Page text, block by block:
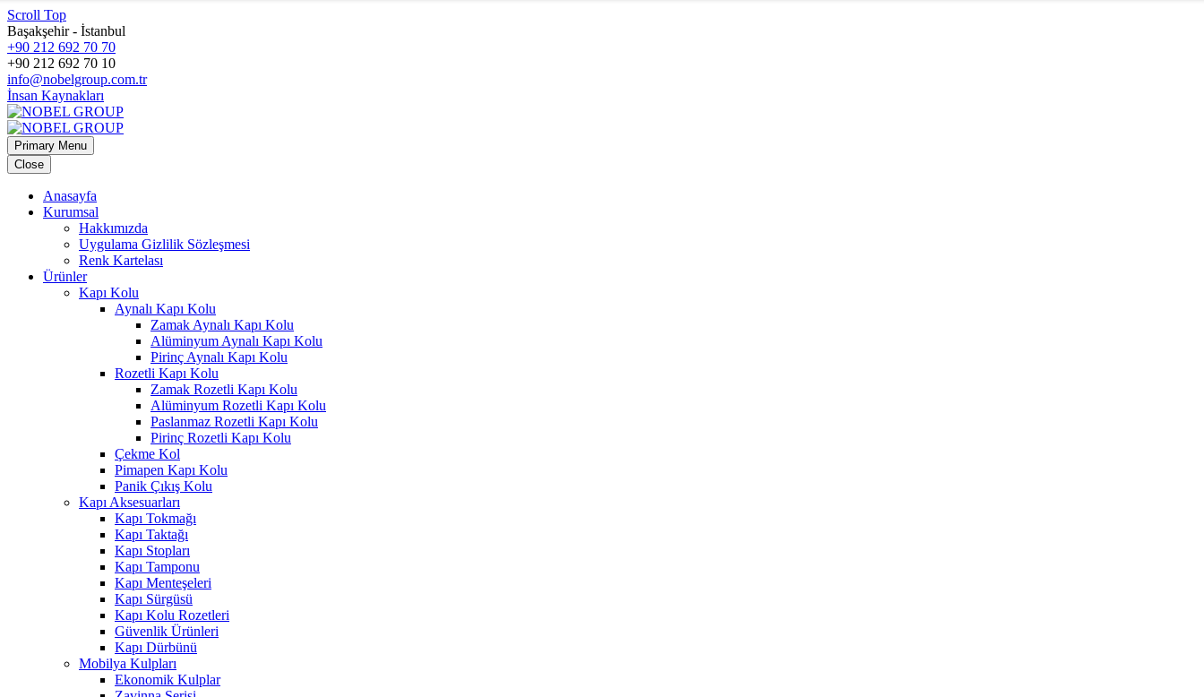
Scroll Top
Başakşehir - İstanbul
+90 212 692 70 70
+90 212 692 70 10
info@nobelgroup.com.tr
İnsan Kaynakları
Primary Menu
Close
Anasayfa
Kurumsal
Hakkımızda
Uygulama Gizlilik Sözleşmesi
Renk Kartelası
Ürünler
Kapı Kolu
Aynalı Kapı Kolu
Zamak Aynalı Kapı Kolu
Alüminyum Aynalı Kapı Kolu
Pirinç Aynalı Kapı Kolu
Rozetli Kapı Kolu
Zamak Rozetli Kapı Kolu
Alüminyum Rozetli Kapı Kolu
Paslanmaz Rozetli Kapı Kolu
Pirinç Rozetli Kapı Kolu
Çekme Kol
Pimapen Kapı Kolu
Panik Çıkış Kolu
Kapı Aksesuarları
Kapı Tokmağı
Kapı Taktağı
Kapı Stopları
Kapı Tamponu
Kapı Menteşeleri
Kapı Sürgüsü
Kapı Kolu Rozetleri
Güvenlik Ürünleri
Kapı Dürbünü
Mobilya Kulpları
Ekonomik Kulplar